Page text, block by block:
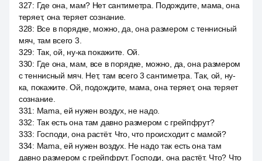
327: Где она, мам? Нет сантиметра. Подождите, мама, она
теряет, она теряет сознание.
328: Все в порядке, можно, да, она размером с теннисный
мяч, там всего 3.
329: Так, ой, ну-ка покажите. Ой.
330: Где она, мам, все в порядке, можно, да, она размером
с теннисный мяч. Нет, там всего 3 сантиметра. Так, ой, ну-
ка, покажите. Ой, подождите, мама, она теряет, она теряет
сознание.
331 : Mama, ей нужен воздух, не надо.
332: Так есть она там давно размером с грейпфрут?
333: Господи, она растёт. Что, что происходит с мамой?
334: Mama, ей нужен воздух. Не надо так есть она там
давно размером с грейпфрут. Господи, она растёт. Что? Что